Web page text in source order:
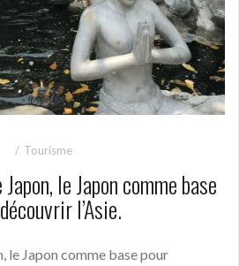
Tourisme
le Japon comme base
l’Asie.
le Japon comme base pour